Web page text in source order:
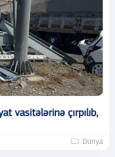
vasitələrinə çırpılıb,
Dünya